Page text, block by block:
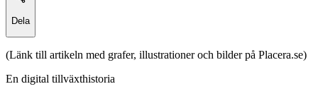
Dela
(Länk till artikeln med grafer, illustrationer och bilder på Placera.se)
En digital tillväxthistoria